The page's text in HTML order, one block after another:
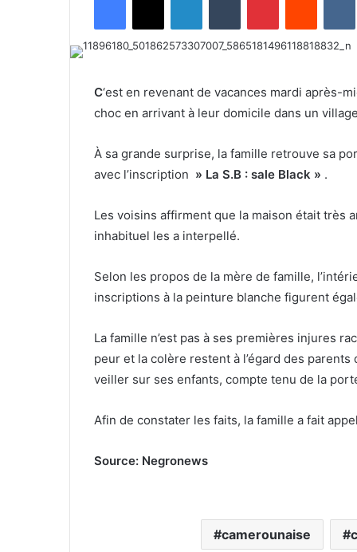
l
o
d
a
e
l
C‘est en revenant de vacances mardi après-
choc en arrivant à leur domicile dans un
À sa grande surprise, la famille retrouve sa
avec l’inscription » La S.B : sale Black » .
Les voisins affirment que la maison était très
inhabituel les a interpellé.
Selon les propos de la mère de famille,
inscriptions à la peinture blanche figurent
La famille n’est pas à ses premières injures
peur et la colère restent à l’égard des
veiller sur ses enfants, compte tenu de la
Afin de constater les faits, la famille a fait
Source: Negronews
camerounaise